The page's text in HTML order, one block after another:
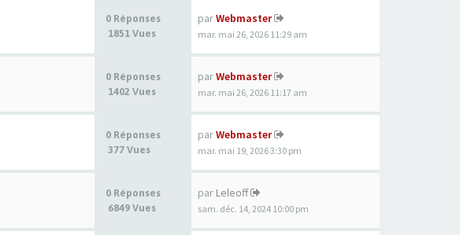
0 Réponses
1851 Vues
parWebmaster
mar. mai 26, 2026 11:29 am
0 Réponses
1402 Vues
parWebmaster
mar. mai 26, 2026 11:17 am
0 Réponses
377 Vues
parWebmaster
mar. mai 19, 2026 3:30 pm
0 Réponses
6849 Vues
par Leleoff
sam. déc. 14, 2024 10:00 pm